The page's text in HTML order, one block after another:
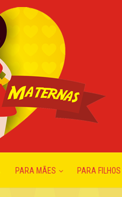
PARA MÃES PARA FILHOS